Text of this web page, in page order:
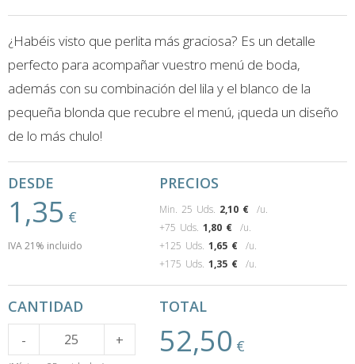
¿Habéis visto que perlita más graciosa? Es un detalle
perfecto para acompañar vuestro menú de boda,
además con su combinación del lila y el blanco de la
pequeña blonda que recubre el menú, ¡queda un diseño
de lo más chulo!
DESDE
1,35€
IVA 21% incluido
PRECIOS
Min. 25 Uds. 2,10 € /u.
+75 Uds. 1,80 € /u.
+125 Uds. 1,65 € /u.
+175 Uds. 1,35 € /u.
CANTIDAD
-
Cantidad +
TOTAL
52,50€